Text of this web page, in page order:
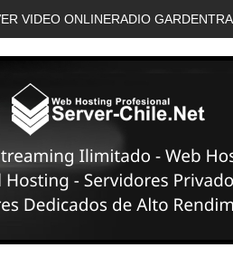
VIDEO ONLINERADIO GARDEN